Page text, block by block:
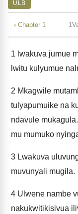
ULB
‹ Chapter 1
1 lwakuva jumue
lwitu kulyumue
2 Mkagwile
tulyapumuike na
ndavule
mu mumuko
3 Lwakuva
muvunyali mugila.
4 Ulwene nambe
nakukwitikisivua